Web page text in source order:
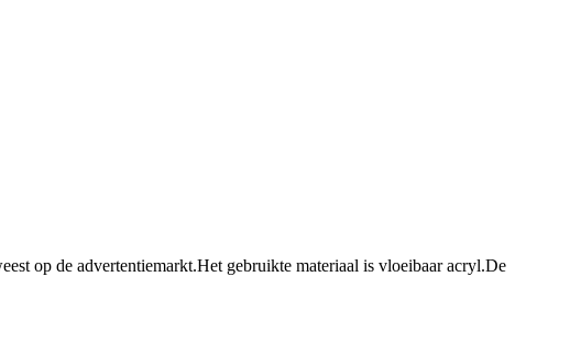
op de advertentiemarkt.Het gebruikte materiaal is vloeibaar acryl.De